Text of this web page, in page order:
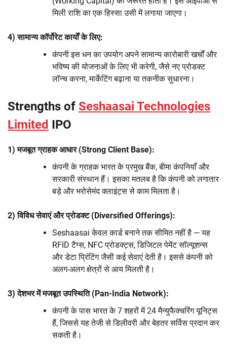
मिली राशि का एक हिस्सा उसी में लगाया जाएगा।
4) सामान्य कॉर्पोरेट कार्यों के लिए:
कंपनी इस धन का उपयोग अपने सामान्य कारोबारी खर्चों और
भविष्य की योजनाओं के लिए भी करेगी, जैसे नए प्रोडक्ट
लॉन्च करना, मार्केटिंग बढ़ाना या तकनीक सुधारना।
Strengths of Seshaasai Technologies
Limited IPO
1) मजबूत ग्राहक आधार (Strong Client Base):
कंपनी के ग्राहक भारत के प्रमुख बैंक, बीमा कंपनियाँ और
सरकारी संस्थान हैं। इसका मतलब है कि कंपनी को लगातार
बड़े और भरोसेमंद क्लाइंट्स से काम मिलता है।
2) विविध सेवाएं और प्रोडक्ट (Diversified Offerings):
Seshaasai केवल कार्ड बनाने तक सीमित नहीं है — यह
RFID टैग्स, NFC प्रोडक्ट्स, डिजिटल पेमेंट सॉल्यूशन्स
और डेटा प्रिंटिंग जैसी कई सेवाएं देती है। इससे कंपनी को
अलग-अलग क्षेत्रों से आय मिलती है।
3) देशभर में मजबूत उपस्थिति (Pan-India Network):
कंपनी के पास भारत के 7 शहरों में 24 मैन्युफैक्चरिंग यूनिट्स
हैं, जिससे यह तेजी से डिलीवरी और बेहतर सर्विस प्रदान कर
सकती है।